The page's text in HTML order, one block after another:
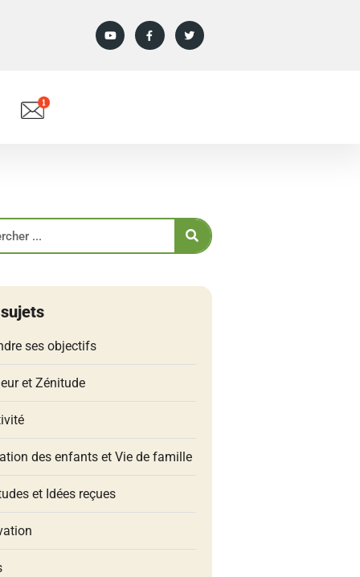
ses objectifs
et Zénitude
des enfants et Vie de famille
et Idées reçues